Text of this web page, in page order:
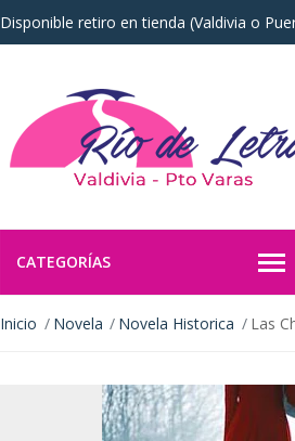
Disponible retiro en tienda (Valdivia o
CATEGORÍAS
Inicio Novela Novela Historica Las